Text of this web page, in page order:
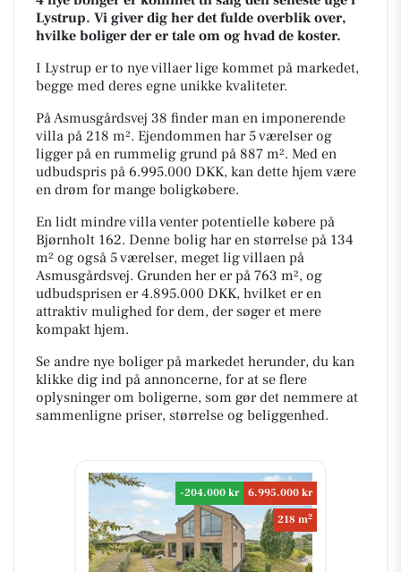
Lystrup. Vi giver dig her det fulde overblik over,
hvilke boliger der er tale om og hvad de koster.
I Lystrup er to nye villaer lige kommet på markedet,
begge med deres egne unikke kvaliteter.
På Asmusgårdsvej 38 finder man en imponerende
villa på 218 m². Ejendommen har 5 værelser og
ligger på en rummelig grund på 887 m². Med en
udbudspris på 6.995.000 DKK, kan dette hjem være
en drøm for mange boligkøbere.
En lidt mindre villa venter potentielle købere på
Bjørnholt 162. Denne bolig har en størrelse på 134
m² og også 5 værelser, meget lig villaen på
Asmusgårdsvej. Grunden her er på 763 m², og
udbudsprisen er 4.895.000 DKK, hvilket er en
attraktiv mulighed for dem, der søger et mere
kompakt hjem.
Se andre nye boliger på markedet herunder, du kan
klikke dig ind på annoncerne, for at se flere
oplysninger om boligerne, som gør det nemmere at
sammenligne priser, størrelse og beliggenhed.
-204.000 kr
6.995.000 kr
218 m2